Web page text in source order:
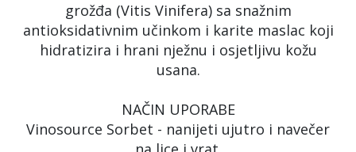
grožđa (Vitis Vinifera) sa snažnim
antioksidativnim učinkom i karite maslac koji
hidratizira i hrani nježnu i osjetljivu kožu
usana.
NAČIN UPORABE
Vinosource Sorbet - nanijeti ujutro i navečer